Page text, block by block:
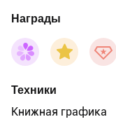
Награды
Техники
Книжная графика